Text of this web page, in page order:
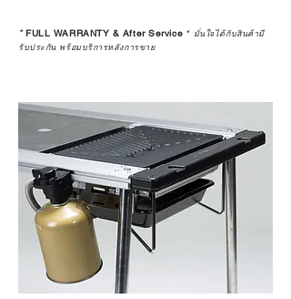
ในอุปกรณ์ที่คุณรัก มีคุณค่าอย่าง
ตัวแทนจำหน่ายที่ได้รับการแต่งตั้ง
เพื่อให้คุณได้รับทั้งสินค้า และ
ประสบการณ์ที่สมบูรณ์แบบในระยะ
ยาว
อ่านต่อเรื่องการรับประกันสินค้าได้
ตรงนี้
>>
https://www.campstudio.co.th/
warranty
*FULL WARRANTY & After Service * มั่นใจได้กับสินค้ามี
รับประกัน พร้อมบริการหลังการขาย